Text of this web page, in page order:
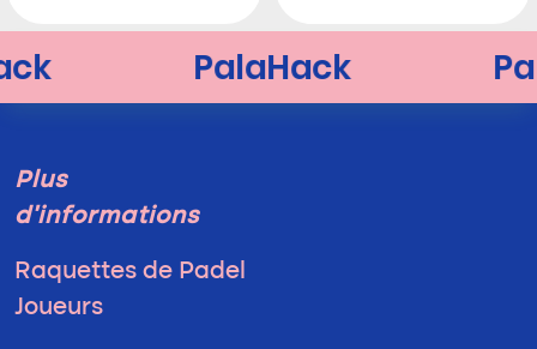
Plus
d'informations
Raquettes de Padel
Joueurs